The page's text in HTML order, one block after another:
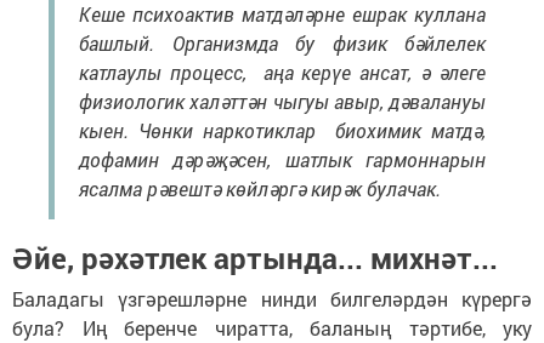
Кеше психоактив матдәләрне ешрак куллана
башлый. Организмда бу физик бәйлелек
катлаулы процесс, аңа керүе ансат, ә әлеге
физиологик халәттән чыгуы авыр, дәвалануы
кыен. Чөнки наркотиклар биохимик матдә,
дофамин дәрәҗәсен, шатлык гармоннарын
ясалма рәвештә көйләргә кирәк булачак.
Әйе, рәхәтлек артында... михнәт...
Баладагы үзгәрешләрне нинди билгеләрдән күрергә
була? Иң беренче чиратта, баланың тәртибе, уку